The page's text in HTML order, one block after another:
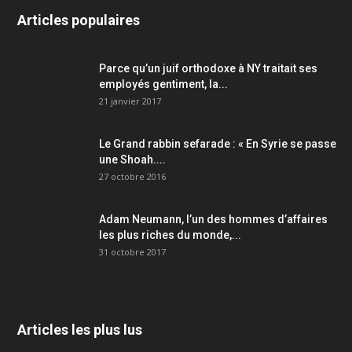
Articles populaires
Parce qu’un juif orthodoxe à NY traitait ses
employés gentiment, la...
21 janvier 2017
Le Grand rabbin sefarade : « En Syrie se passe
une Shoah....
27 octobre 2016
Adam Neumann, l’un des hommes d’affaires
les plus riches du monde,...
31 octobre 2017
Articles les plus lus